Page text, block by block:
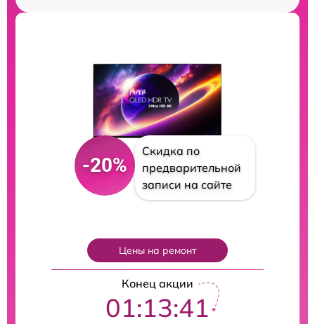
-20%
Скидка по
предварительной
записи на сайте
Цены на ремонт
Конец акции
01:13:40